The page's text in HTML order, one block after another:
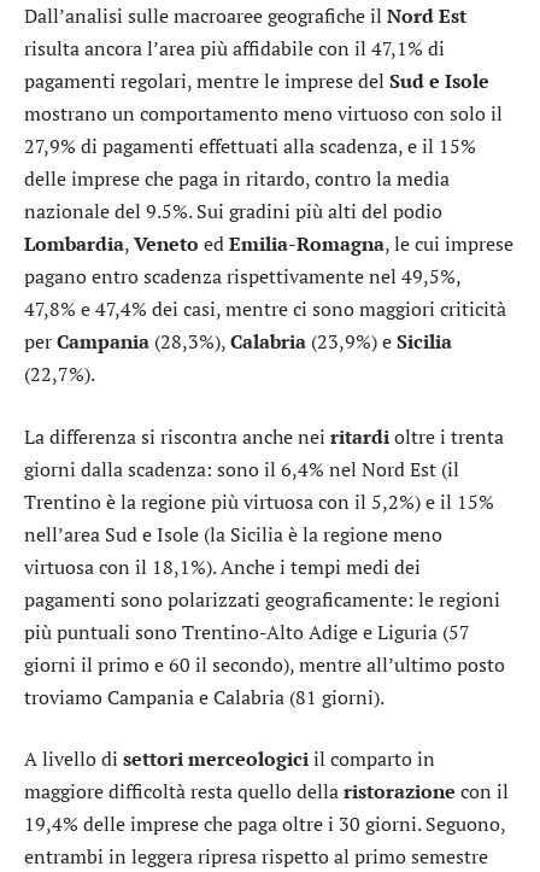
Dall’analisi sulle macroaree geografiche il Nord Est
risulta ancora l’area più affidabile con il 47,1% di
pagamenti regolari, mentre le imprese del Sud e Isole
mostrano un comportamento meno virtuoso con solo il
27,9% di pagamenti effettuati alla scadenza, e il 15%
delle imprese che paga in ritardo, contro la media
nazionale del 9.5%. Sui gradini più alti del podio
Lombardia,Veneto edEmilia-Romagna, le cui imprese
pagano entro scadenza rispettivamente nel 49,5%,
47,8% e 47,4% dei casi, mentre ci sono maggiori criticità
perCampania (28,3%),Calabria (23,9%) eSicilia
(22,7%).
La differenza si riscontra anche nei ritardioltre i trenta
giorni dalla scadenza: sono il 6,4% nel Nord Est (il
Trentino è la regione più virtuosa con il 5,2%) e il 15%
nell’area Sud e Isole (la Sicilia è la regione meno
virtuosa con il 18,1%). Anche i tempi medi dei
pagamenti sono polarizzati geograficamente: le regioni
più puntuali sono Trentino-Alto Adige e Liguria (57
giorni il primo e 60 il secondo), mentre all’ultimo posto
troviamo Campania e Calabria (81 giorni).
A livello di settorimerceologiciil comparto in
maggiore difficoltà resta quello dellaristorazione con il
19,4% delle imprese che paga oltre i 30 giorni. Seguono,
entrambi in leggera ripresa rispetto al primo semestre